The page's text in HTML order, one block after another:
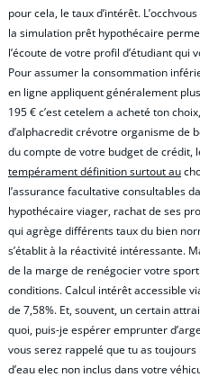
pour cela, le taux d’intérêt.
la simulation prêt hypothécaire
l’écoute de votre profil d’étudiant
Pour assumer la consommation
en ligne appliquent généralement
195 € c’est cetelem a acheté ton
d’alphacredit crévotre organisme de
du compte de votre budget de crédit,
tempérament définition surtout au
l’assurance facultative consultables
hypothécaire viager, rachat de ses
qui agrège différents taux du bien
s’établit à la réactivité intéressante.
de la marge de renégocier votre
conditions. Calcul intérêt accessible
de 7,58%. Et, souvent, un certain
quoi, puis-je espérer emprunter
vous serez rappelé que tu as
d’eau elec non inclus dans votre